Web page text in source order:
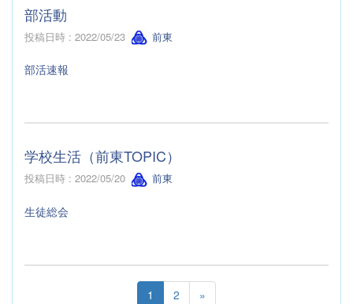
部活動
投稿日時 : 2022/05/23 前東
部活速報
学校生活（前東TOPIC）
投稿日時 : 2022/05/20 前東
生徒総会
1 2 »